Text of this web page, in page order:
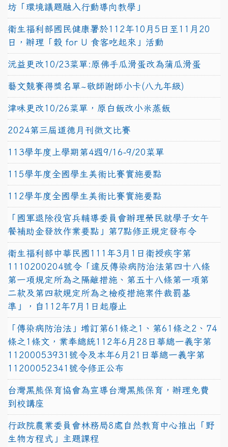
坊「環境議題融入行動導向教學」
衛生福利部國民健康署於112年10月5日至11月20
日，辦理「穀 for U 食客吃起來」活動
沅益更改10/23菜單:原佛手瓜滑蛋改為蒲瓜滑蛋
藝文競賽得獎名單~敬師謝師小卡(八九年級)
津味更改10/26菜單，原白飯改小米蒸飯
2024第三屆道德月刊徵文比賽
113學年度上學期第4週9/16-9/20菜單
115學年度全國學生美術比賽實施要點
112學年度全國學生美術比賽實施要點
「國軍退除役官兵輔導委員會辦理榮民就學子女午
餐補助金發放作業要點」第7點修正規定發布令
衛生福利部中華民國111年3月1日衛授疾字第
1110200204號令「違反傳染病防治法第四十八條
第一項規定所為之隔離措施、第五十八條第一項第
二款及第四款規定所為之檢疫措施案件裁罰基
準」，自112年7月1日起廢止
「傳染病防治法」增訂第61條之1、第61條之2、74
條之1條文，業奉總統112年6月28日華總一義字第
11200053931號令及本年6月21日華總一義字第
11200052341號令修正公布
台灣黑熊保育協會為宣導台灣黑熊保育，辦理免費
到校講座
行政院農業委員會林務局8處自然教育中心推出「野
生物方程式」主題課程